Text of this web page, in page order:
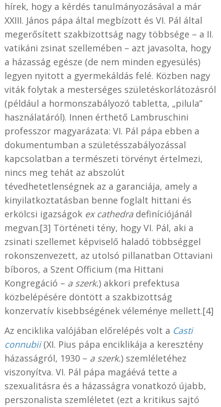
hírek, hogy a kérdés tanulmányozásával a már
XXIII. János pápa által megbízott és VI. Pál által
megerősített szakbizottság nagy többsége – a II.
vatikáni zsinat szellemében – azt javasolta, hogy
a házasság egésze (de nem minden egyesülés)
legyen nyitott a gyermekáldás felé. Közben nagy
viták folytak a mesterséges születéskorlátozásról
(például a hormonszabályozó tabletta, „pilula”
használatáról). Innen érthető Lambruschini
professzor magyarázata: VI. Pál pápa ebben a
dokumentumban a születésszabályozással
kapcsolatban a természeti törvényt értelmezi,
nincs meg tehát az abszolút
tévedhetetlenségnek az a garanciája, amely a
kinyilatkoztatásban benne foglalt hittani és
erkölcsi igazságok ex cathedradefiníciójánál
megvan.[3] Történeti tény, hogy VI. Pál, aki a
zsinati szellemet képviselő haladó többséggel
rokonszenvezett, az utolsó pillanatban Ottaviani
bíboros, a Szent Officium (ma Hittani
Kongregáció – a szerk.) akkori prefektusa
közbelépésére döntött a szakbizottság
konzervatív kisebbségének véleménye mellett.[4]
Az enciklika valójában előrelépés volt a Casti
connubii(XI. Pius pápa enciklikája a keresztény
házasságról, 1930 – a szerk.) szemléletéhez
viszonyítva. VI. Pál pápa magáévá tette a
szexualitásra és a házasságra vonatkozó újabb,
perszonalista szemléletet (ezt a kritikus sajtó